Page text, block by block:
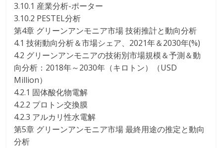
3.10.1 産業分析-ポーター
3.10.2 PESTEL分析
第4章 グリーンアンモニア市場 技術推計と動向分析
4.1 技術動向分析＆市場シェア、2021年＆2030年(%)
4.2 グリーンアンモニアの技術別市場規模＆予測＆動
向分析：2018年～2030年（キロトン）（USD
Million）
4.2.1 固体酸化物電解
4.2.2 プロトン交換膜
4.2.3 アルカリ性水電解
第5章 グリーンアンモニア市場 最終用途の推定と動向
分析